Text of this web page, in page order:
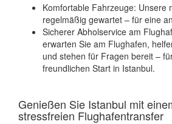
Komfortable Fahrzeuge: Unsere
regelmäßig gewartet – für eine
Sicherer Abholservice am
erwarten Sie am Flughafen,
und stehen für Fragen bereit –
freundlichen Start in Istanbul.
Genießen Sie Istanbul mit
stressfreien Flughafentransfer